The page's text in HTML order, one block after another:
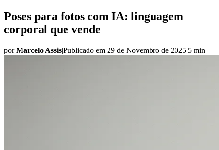
Poses para fotos com IA: linguagem
corporal que vende
porMarcelo Assis|Publicado em 29 de Novembro de 2025|5 min